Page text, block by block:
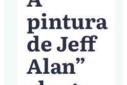
pintura
de Jeff
Alan”